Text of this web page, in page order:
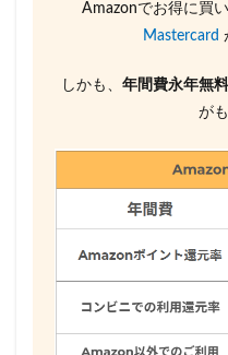
Amazonでお得に買
Mastercard
しかも、 年間費永年無
が